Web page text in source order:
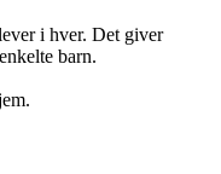
i hver. Det giver
barn.